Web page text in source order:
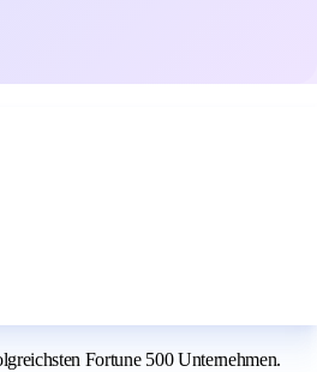
Fortune 500 Unternehmen.